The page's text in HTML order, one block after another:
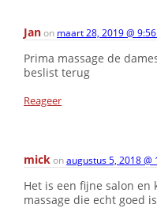
Janon maart 28, 2019 @
Prima massage de
beslist terug
Reageer
mickonaugustus 5, 2018 @
Het is een fijne salon en
massage die echt goed